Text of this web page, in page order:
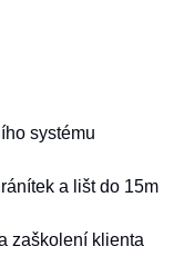
systému
a lišt do 15m
zaškolení klienta